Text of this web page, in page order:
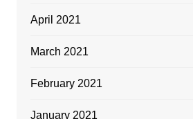
April 2021
March 2021
February 2021
January 2021